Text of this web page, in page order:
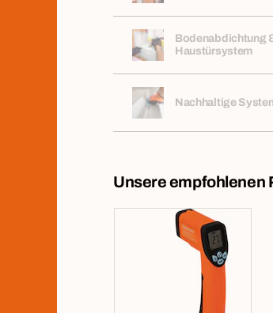
Bodenabdichtung
Haustürsystem
Nachhaltige
Zubehör für die
Qualitätskontrolle:
Wartung und
Unsere empfohlenen